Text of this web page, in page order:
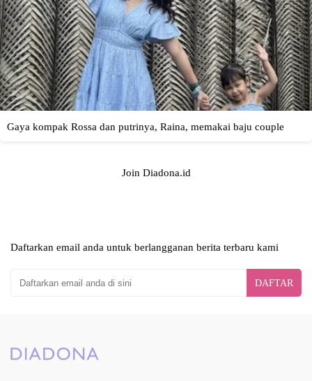
Join Diadona.id
Daftarkan email anda untuk berlangganan berita terbaru kami
DAFTAR